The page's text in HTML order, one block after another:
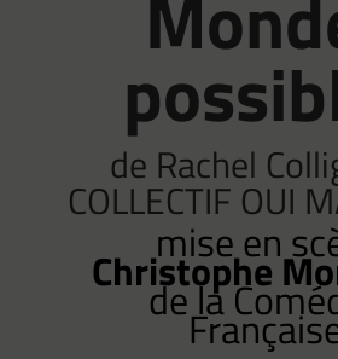
de Rachel
COLLECTIF OUI
mise en
Christophe
de la